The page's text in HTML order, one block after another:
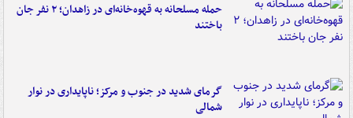
حمله مسلحانه به قهوه‌خانه‌ای در زاهدان؛ ۲ نفر جان
باختند
گرمای شدید در جنوب و مرکز؛ ناپایداری در نوار
شمالی